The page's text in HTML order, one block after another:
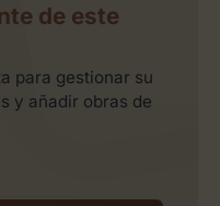
de este
para gestionar su
y añadir obras de